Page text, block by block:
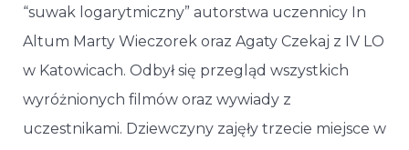
“suwak logarytmiczny” autorstwa uczennicy In
Altum Marty Wieczorek oraz Agaty Czekaj z IV LO
w Katowicach. Odbył się przegląd wszystkich
wyróżnionych filmów oraz wywiady z
uczestnikami. Dziewczyny zajęły trzecie miejsce w